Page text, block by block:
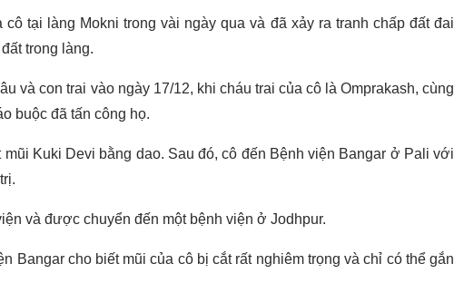
tại làng Mokni trong vài ngày qua và đã xảy ra tranh chấp đất đai
trong làng.
và con trai vào ngày 17/12, khi cháu trai của cô là Omprakash, cùng
buộc đã tấn công họ.
mũi Kuki Devi bằng dao. Sau đó, cô đến Bệnh viện Bangar ở Pali với
và được chuyển đến một bệnh viện ở Jodhpur.
Bangar cho biết mũi của cô bị cắt rất nghiêm trọng và chỉ có thể gắn